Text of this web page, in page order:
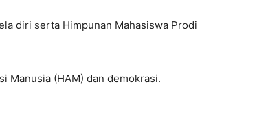
diri serta Himpunan Mahasiswa Prodi
Manusia (HAM) dan demokrasi.